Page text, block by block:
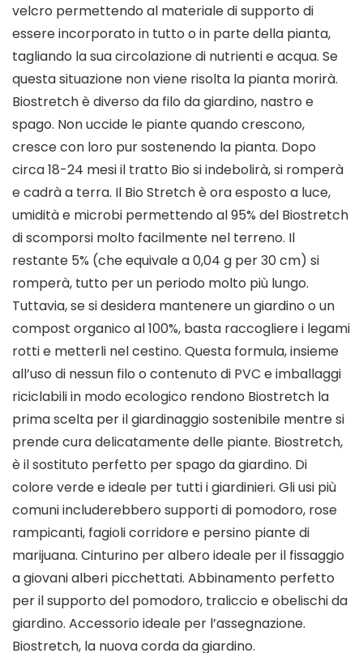
velcro permettendo al materiale di supporto di
essere incorporato in tutto o in parte della pianta,
tagliando la sua circolazione di nutrienti e acqua. Se
questa situazione non viene risolta la pianta morirà.
Biostretch è diverso da filo da giardino, nastro e
spago. Non uccide le piante quando crescono,
cresce con loro pur sostenendo la pianta. Dopo
circa 18-24 mesi il tratto Bio si indebolirà, si romperà
e cadrà a terra. Il Bio Stretch è ora esposto a luce,
umidità e microbi permettendo al 95% del Biostretch
di scomporsi molto facilmente nel terreno. Il
restante 5% (che equivale a 0,04 g per 30 cm) si
romperà, tutto per un periodo molto più lungo.
Tuttavia, se si desidera mantenere un giardino o un
compost organico al 100%, basta raccogliere i legami
rotti e metterli nel cestino. Questa formula, insieme
all’uso di nessun filo o contenuto di PVC e imballaggi
riciclabili in modo ecologico rendono Biostretch la
prima scelta per il giardinaggio sostenibile mentre si
prende cura delicatamente delle piante. Biostretch,
è il sostituto perfetto per spago da giardino. Di
colore verde e ideale per tutti i giardinieri. Gli usi più
comuni includerebbero supporti di pomodoro, rose
rampicanti, fagioli corridore e persino piante di
marijuana. Cinturino per albero ideale per il fissaggio
a giovani alberi picchettati. Abbinamento perfetto
per il supporto del pomodoro, traliccio e obelischi da
giardino. Accessorio ideale per l’assegnazione.
Biostretch, la nuova corda da giardino.